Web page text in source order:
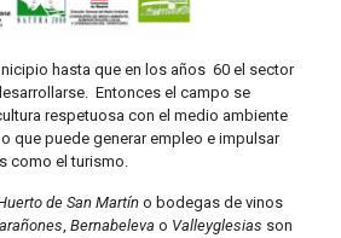
hasta que en los años 60 el sector
Entonces el campo se
respetuosa con el medio ambiente
que puede generar empleo e impulsar
como el turismo.
de San Martíno bodegas de vinos
, Bernabeleva o Valleyglesias son